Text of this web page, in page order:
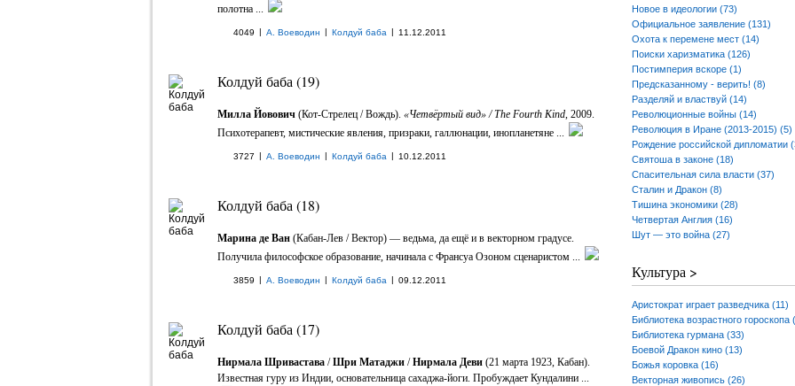
полотна ...
4049 | А. Воеводин | Колдуй баба | 11.12.2011
Колдуй баба (19)
Милла Йовович (Кот-Стрелец / Вождь). «Четвёртый вид» / The Fourth Kind, 2009.
Психотерапевт, мистические явления, призраки, галлюнации, инопланетяне ...
3727 | А. Воеводин | Колдуй баба | 10.12.2011
Колдуй баба (18)
Марина де Ван (Кабан-Лев / Вектор) — ведьма, да ещё и в векторном градусе.
Получила философское образование, начинала с Франсуа Озоном сценаристом ...
3859 | А. Воеводин | Колдуй баба | 09.12.2011
Колдуй баба (17)
Нирмала Шривастава /Шри Матаджи /Нирмала Деви (21 марта 1923, Кабан).
Известная гуру из Индии, основательница сахаджа-йоги. Пробуждает Кундалини ...
Новое в идеологии (73)
Официальное заявление (131)
Охота к перемене мест (14)
Поиски харизматика (126)
Постимперия вскоре (1)
Предсказанному - верить! (8)
Разделяй и властвуй (14)
Революционные войны (14)
Революция в Иране (2013-2015) (5)
Рождение российской дипломатии
Святоша в законе (18)
Спасительная сила власти (37)
Сталин и Дракон (8)
Тишина экономики (28)
Четвертая Англия (16)
Шут — это война (27)
Культура >
Аристократ играет разведчика (11)
Библиотека возрастного гороскопа
Библиотека гурмана (33)
Боевой Дракон кино (13)
Божья коровка (16)
Векторная живопись (26)